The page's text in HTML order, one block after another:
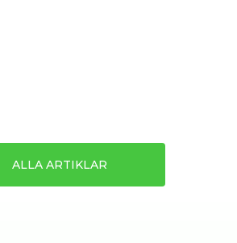
ALLA ARTIKLAR